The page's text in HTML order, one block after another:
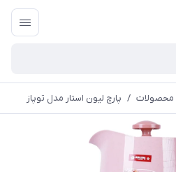
محصولات / پارچ لیون استار مدل توپاز